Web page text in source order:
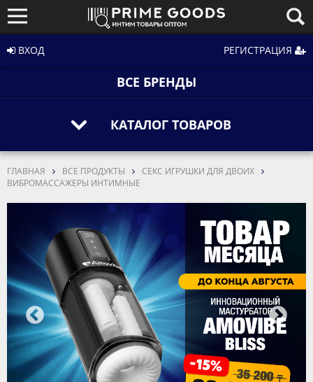
ВХОД РЕГИСТРАЦИЯ
ВСЕ БРЕНДЫ
КАТАЛОГ ТОВАРОВ
ГЛАВНАЯ ВСЕ ПРОДУКТЫ
СЕКС ИГРУШКИ ДЛЯ ДВОИХ
ВИБРОМАССАЖЕРЫ ИНТИМНЫЕ